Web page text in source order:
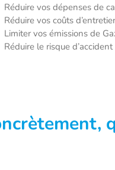
Réduire vos dépenses de
Réduire vos coûts
Limiter vos émissions de
Réduire le risque d’accident